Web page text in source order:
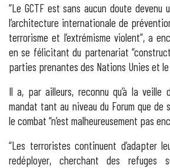
“Le GCTF est sans aucun doute devenu
l’architecture internationale de
terrorisme et l’extrémisme violent”, a
en se félicitant du partenariat
parties prenantes des Nations Unies et le
Il a, par ailleurs, reconnu qu’à la veille
mandat tant au niveau du Forum que de
le combat “n’est malheureusement pas
“Les terroristes continuent d’adapter
redéployer, cherchant des refuges